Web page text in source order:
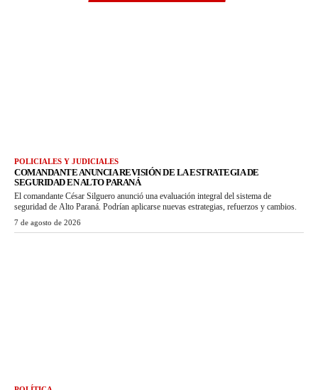
POLICIALES Y JUDICIALES
COMANDANTE ANUNCIA REVISIÓN DE LA ESTRATEGIA DE
SEGURIDAD EN ALTO PARANÁ
El comandante César Silguero anunció una evaluación integral del sistema de
seguridad de Alto Paraná. Podrían aplicarse nuevas estrategias, refuerzos y cambios.
7 de agosto de 2026